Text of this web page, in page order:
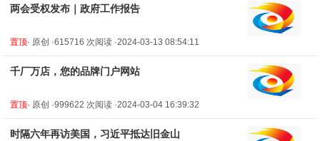
两会受权发布｜政府工作报告
置顶· 原创 ·615716 次阅读 ·2024-03-13 08:54:11
千厂万店，您的品牌门户网站
置顶· 原创 ·999622 次阅读 ·2024-03-04 16:39:32
时隔六年再访美国，习近平抵达旧金山